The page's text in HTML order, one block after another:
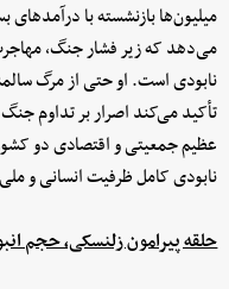
میلیون‌ها بازنشسته با درآمدهای
می‌دهد که زیر فشار جنگ،
نابودی است. او حتی از مرگ
تأکید می‌کند اصرار بر تداوم
عظیم جمعیتی و اقتصادی دو
نابودی کامل ظرفیت انسانی و
حلقه پیرامون زلنسکی، حجم